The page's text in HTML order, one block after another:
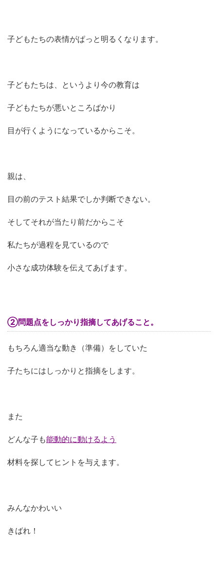
子どもたちの表情がぱっと明るくなります。
子どもたちは、というより今の教育は
子どもたちが悪いところばかり
目が行くようになっているからこそ。
親は、
目の前のテスト結果でしか判断できない。
そしてそれが当たり前だからこそ
私たちが過程を見ているので
小さな成功体験を伝えてあげます。
②問題点をしっかり指摘してあげること。
もちろん適当な動き（準備）をしていた
子たちにはしっかりと指摘をします。
また
どんな子も能動的に動けるよう
材料を探してヒントを与えます。
みんなかわいい
きばれ！